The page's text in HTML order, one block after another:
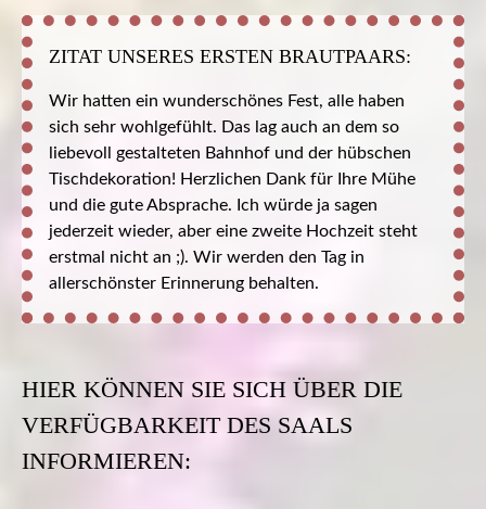
ZITAT UNSERES ERSTEN BRAUTPAARS:
Wir hatten ein wunderschönes Fest, alle haben
sich sehr wohlgefühlt. Das lag auch an dem so
liebevoll gestalteten Bahnhof und der hübschen
Tischdekoration! Herzlichen Dank für Ihre Mühe
und die gute Absprache. Ich würde ja sagen
jederzeit wieder, aber eine zweite Hochzeit steht
erstmal nicht an ;). Wir werden den Tag in
allerschönster Erinnerung behalten.
HIER KÖNNEN SIE SICH ÜBER DIE
VERFÜGBARKEIT DES SAALS
INFORMIEREN: